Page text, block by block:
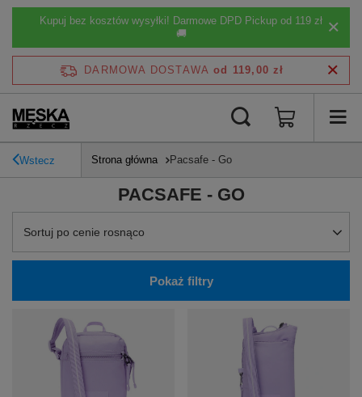
Kupuj bez kosztów wysyłki! Darmowe DPD Pickup od 119 zł
🚚
DARMOWA DOSTAWA od 119,00 zł
Wstecz Strona główna Pacsafe - Go
PACSAFE - GO
Zmień sortowanie
Sortuj po cenie rosnąco
Pokaż filtry